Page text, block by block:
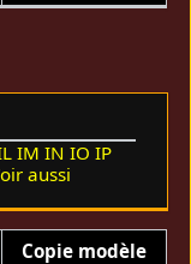
IM IN IO IP
aussi
Copie modèle